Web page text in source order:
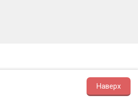
Наверх